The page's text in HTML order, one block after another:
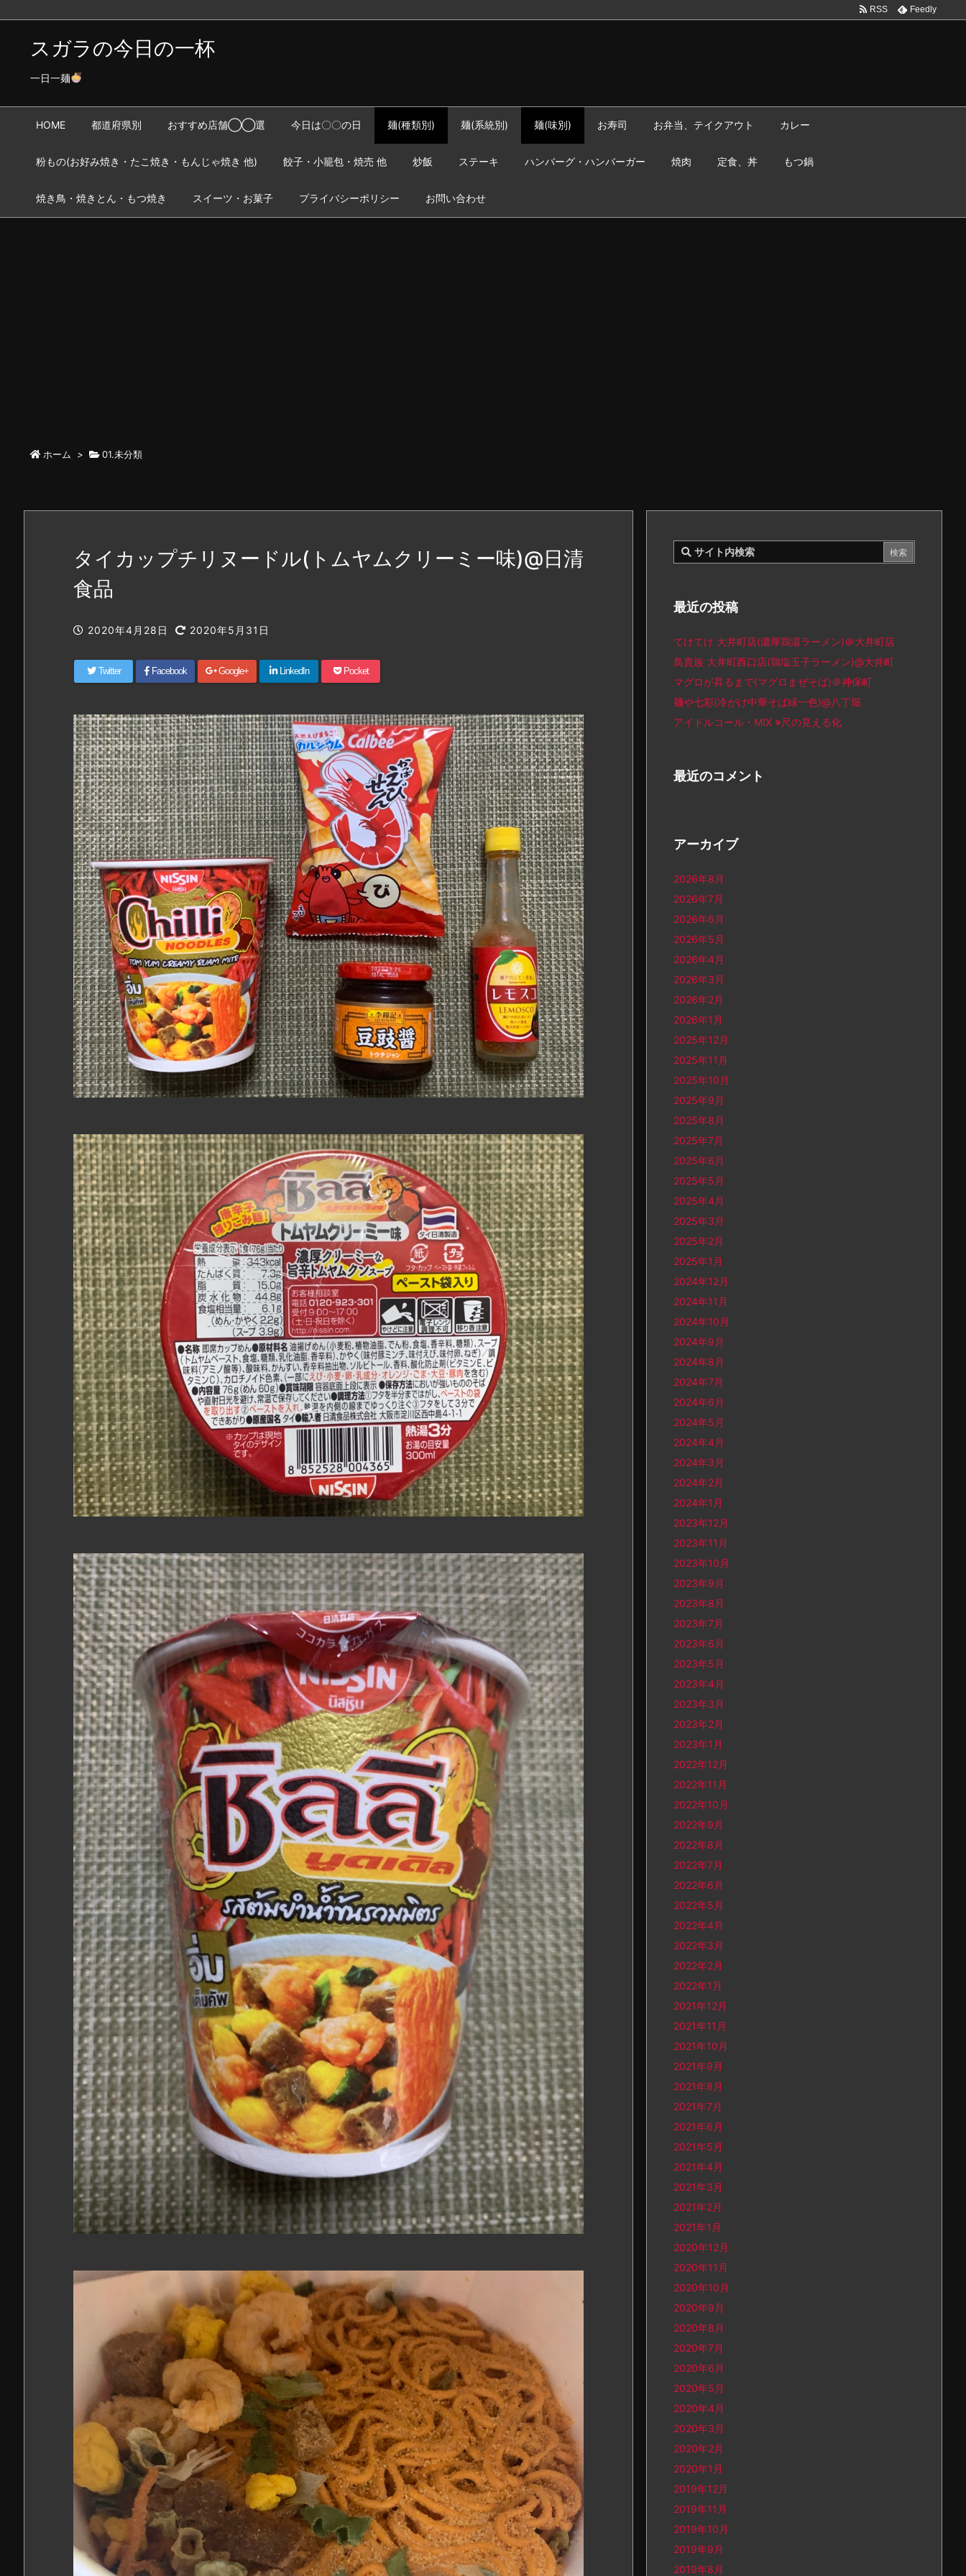
スガラの今日の一杯
一日一麺
HOME 都道府県別 おすすめ店舗◯◯選 今日は〇〇の日 麺(種類別) 麺(系統別) 麺(味別) お寿司 お弁当、テイクアウト カレー
粉もの(お好み焼き・たこ焼き・もんじゃ焼き 他) 餃子・小籠包・焼売 他 炒飯 ステーキ ハンバーグ・ハンバーガー 焼肉 定食、丼 もつ鍋
焼き鳥・焼きとん・もつ焼き スイーツ・お菓子 プライバシーポリシー お問い合わせ
RSS Feedly
ホーム > 01.未分類
タイカップチリヌードル(トムヤムクリーミー味)@日清
食品
2020年4月28日 2020年5月31日
Twitter Facebook Google+ LinkedIn Pocket
最近の投稿
てけてけ 大井町店(濃厚鶏湯ラーメン)＠大井町店
鳥貴族 大井町西口店(鶏塩玉子ラーメン)@大井町
マグロが昇るまで(マグロまぜそば)＠神保町
麺や七彩(冷がけ中華そば緑一色)@八丁堀
アイドルコール・MIX ※尺の見える化
最近のコメント
アーカイブ
2026年8月
2026年7月
2026年6月
2026年5月
2026年4月
2026年3月
2026年2月
2026年1月
2025年12月
2025年11月
2025年10月
2025年9月
2025年8月
2025年7月
2025年6月
2025年5月
2025年4月
2025年3月
2025年2月
2025年1月
2024年12月
2024年11月
2024年10月
2024年9月
2024年8月
2024年7月
2024年6月
2024年5月
2024年4月
2024年3月
2024年2月
2024年1月
2023年12月
2023年11月
2023年10月
2023年9月
2023年8月
2023年7月
2023年6月
2023年5月
2023年4月
2023年3月
2023年2月
2023年1月
2022年12月
2022年11月
2022年10月
2022年9月
2022年8月
2022年7月
2022年6月
2022年5月
2022年4月
2022年3月
2022年2月
2022年1月
2021年12月
2021年11月
2021年10月
2021年9月
2021年8月
2021年7月
2021年6月
2021年5月
2021年4月
2021年3月
2021年2月
2021年1月
2020年12月
2020年11月
2020年10月
2020年9月
2020年8月
2020年7月
2020年6月
2020年5月
2020年4月
2020年3月
2020年2月
2020年1月
2019年12月
2019年11月
2019年10月
2019年9月
2019年8月